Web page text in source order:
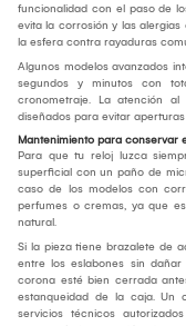
funcionalidad con el paso de
evita la corrosión y las alergias
la esfera contra rayaduras
Algunos modelos avanzados
segundos y minutos con
cronometraje. La atención
diseñados para evitar
Mantenimiento para conservar
Para que tu reloj luzca
superficial con un paño de
caso de los modelos con
perfumes o cremas, ya que
natural.
Si la pieza tiene brazalete de
entre los eslabones sin
corona esté bien cerrada
estanqueidad de la caja. Un
servicios técnicos